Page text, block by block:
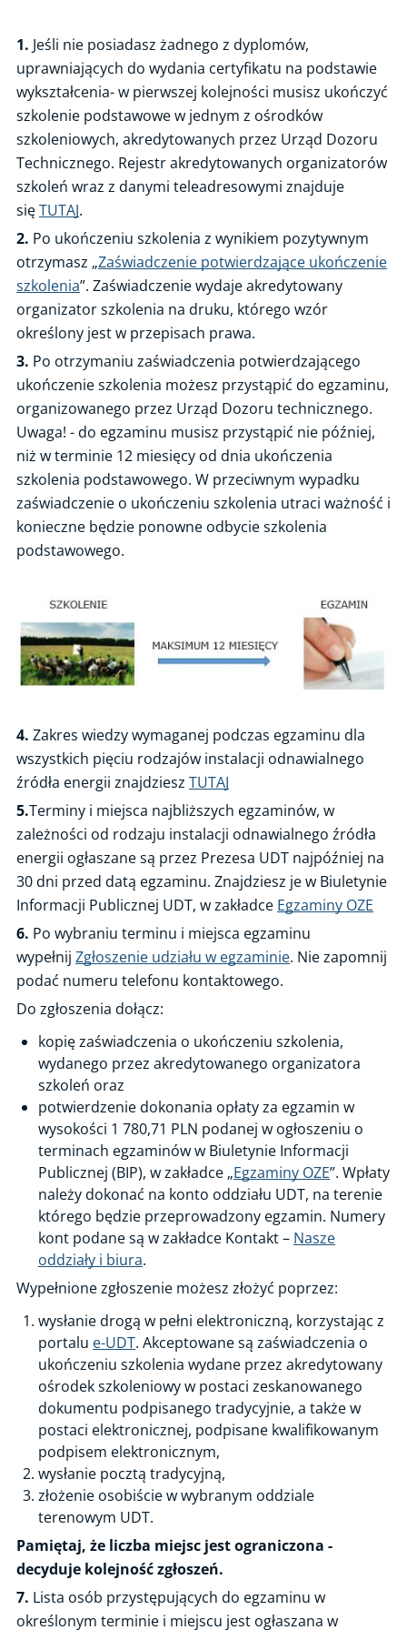
Uzyskanie certyfikatu na podstawie egzaminu - krok po kroku
Informacje o egzaminach OZE
Przedłużenie ważności certyfikatu - krok po kroku
Zmiana danych certyfikatu
Wtórnik certyfikatu instalatora OZE
Zgłaszanie zamiaru rozpoczęcia instalacji
Akredytacja ośrodków szkoleniowych
Certyfikacja serwisów elektrowni wiatrowych
Rejestry
FAQ: OZE
1. Jeśli nie posiadasz żadnego z dyplomów,
uprawniających do wydania certyfikatu na podstawie
wykształcenia- w pierwszej kolejności musisz ukończyć
szkolenie podstawowe w jednym z ośrodków
szkoleniowych, akredytowanych przez Urząd Dozoru
Technicznego. Rejestr akredytowanych organizatorów
szkoleń wraz z danymi teleadresowymi znajduje
sięTUTAJ.
2. Po ukończeniu szkolenia z wynikiem pozytywnym
otrzymasz „Zaświadczenie potwierdzające ukończenie
szkolenia”. Zaświadczenie wydaje akredytowany
organizator szkolenia na druku, którego wzór
określony jest w przepisach prawa.
3. Po otrzymaniu zaświadczenia potwierdzającego
ukończenie szkolenia możesz przystąpić do egzaminu,
organizowanego przez Urząd Dozoru technicznego.
Uwaga! - do egzaminu musisz przystąpić nie później,
niż w terminie 12 miesięcy od dnia ukończenia
szkolenia podstawowego. W przeciwnym wypadku
zaświadczenie o ukończeniu szkolenia utraci ważność i
konieczne będzie ponowne odbycie szkolenia
podstawowego.
4. Zakres wiedzy wymaganej podczas egzaminu dla
wszystkich pięciu rodzajów instalacji odnawialnego
źródła energii znajdziesz TUTAJ
5.Terminy i miejsca najbliższych egzaminów, w
zależności od rodzaju instalacji odnawialnego źródła
energii ogłaszane są przez Prezesa UDT najpóźniej na
30 dni przed datą egzaminu. Znajdziesz je w Biuletynie
Informacji Publicznej UDT, w zakładce Egzaminy OZE
6. Po wybraniu terminu i miejsca egzaminu
wypełnij Zgłoszenie udziału w egzaminie. Nie zapomnij
podać numeru telefonu kontaktowego.
Do zgłoszenia dołącz:
kopię zaświadczenia o ukończeniu szkolenia,
wydanego przez akredytowanego organizatora
szkoleń oraz
potwierdzenie dokonania opłaty za egzamin w
wysokości 1 780,71 PLN podanej w ogłoszeniu o
terminach egzaminów w Biuletynie Informacji
Publicznej (BIP), w zakładce „Egzaminy OZE”. Wpłaty
należy dokonać na konto oddziału UDT, na terenie
którego będzie przeprowadzony egzamin. Numery
kont podane są w zakładce Kontakt – Nasze
oddziały i biura.
Wypełnione zgłoszenie możesz złożyć poprzez:
wysłanie drogą w pełni elektroniczną, korzystając z
portalu e-UDT. Akceptowane są zaświadczenia o
ukończeniu szkolenia wydane przez akredytowany
ośrodek szkoleniowy w postaci zeskanowanego
dokumentu podpisanego tradycyjnie, a także w
postaci elektronicznej, podpisane kwalifikowanym
podpisem elektronicznym,
wysłanie pocztą tradycyjną,
złożenie osobiście w wybranym oddziale
terenowym UDT.
Pamiętaj, że liczba miejsc jest ograniczona -
decyduje kolejność zgłoszeń.
7. Lista osób przystępujących do egzaminu w
określonym terminie i miejscu jest ogłaszana w